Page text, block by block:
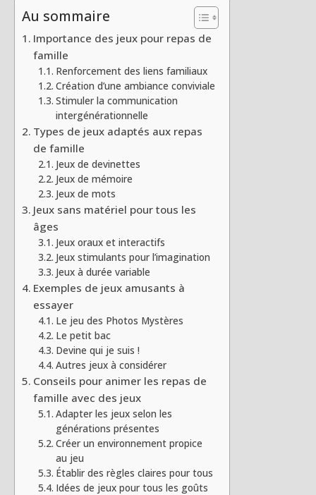
Au sommaire
Importance des jeux pour repas de
famille
Renforcement des liens familiaux
Création d’une ambiance conviviale
Stimuler la communication
intergénérationnelle
Types de jeux adaptés aux repas
de famille
Jeux de devinettes
Jeux de mémoire
Jeux de mots
Jeux sans matériel pour tous les
âges
Jeux oraux et interactifs
Jeux stimulants pour l’imagination
Jeux à durée variable
Exemples de jeux amusants à
essayer
Le jeu des Photos Mystères
Le petit bac
Devine qui je suis !
Autres jeux à considérer
Conseils pour animer les repas de
famille avec des jeux
Adapter les jeux selon les
générations présentes
Créer un environnement propice
au jeu
Établir des règles claires pour tous
Idées de jeux pour tous les goûts